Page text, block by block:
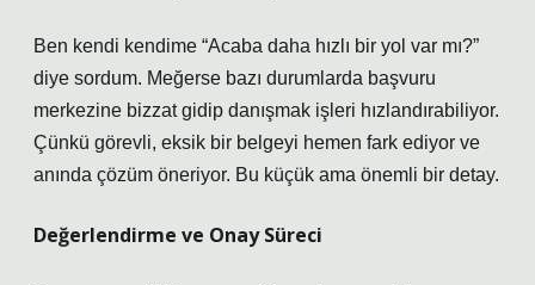
Ben kendi kendime “Acaba daha hızlı bir yol var mı?”
diye sordum. Meğerse bazı durumlarda başvuru
merkezine bizzat gidip danışmak işleri hızlandırabiliyor.
Çünkü görevli, eksik bir belgeyi hemen fark ediyor ve
anında çözüm öneriyor. Bu küçük ama önemli bir detay.
Değerlendirme ve Onay Süreci